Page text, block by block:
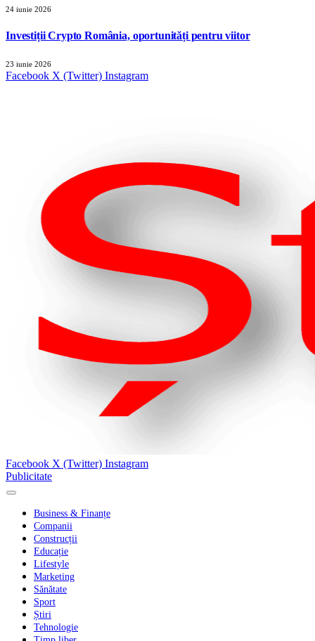
24 iunie 2026
Investiții Crypto România, oportunități pentru viitor
23 iunie 2026
Facebook X (Twitter) Instagram
Facebook X (Twitter) Instagram
Publicitate
Business & Finanțe
Companii
Construcții
Educație
Lifestyle
Marketing
Sănătate
Sport
Știri
Tehnologie